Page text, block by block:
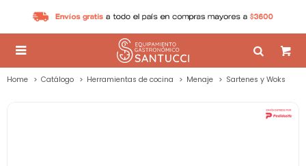

Home Catálogo Herramientas de cocina Menaje Sartenes y Woks